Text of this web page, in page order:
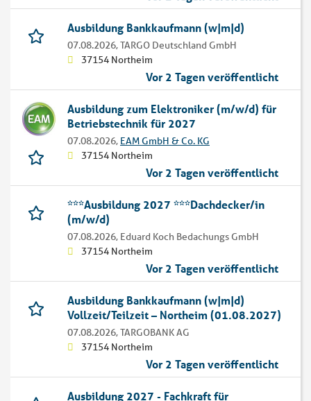
Ausbildung Bankkaufmann (w|m|d)
07.08.2026,TARGO Deutschland GmbH
37154 Northeim
Vor 2 Tagen veröffentlicht
Ausbildung zum Elektroniker (m/w/d) für
Betriebstechnik für 2027
07.08.2026, EAM GmbH & Co. KG
37154 Northeim
Vor 2 Tagen veröffentlicht
***Ausbildung 2027 ***Dachdecker/in
(m/w/d)
07.08.2026, Eduard Koch Bedachungs GmbH
37154 Northeim
Vor 2 Tagen veröffentlicht
Ausbildung Bankkaufmann (w|m|d)
Vollzeit/Teilzeit – Northeim (01.08.2027)
07.08.2026,TARGOBANK AG
37154 Northeim
Vor 2 Tagen veröffentlicht
Ausbildung 2027 - Fachkraft für